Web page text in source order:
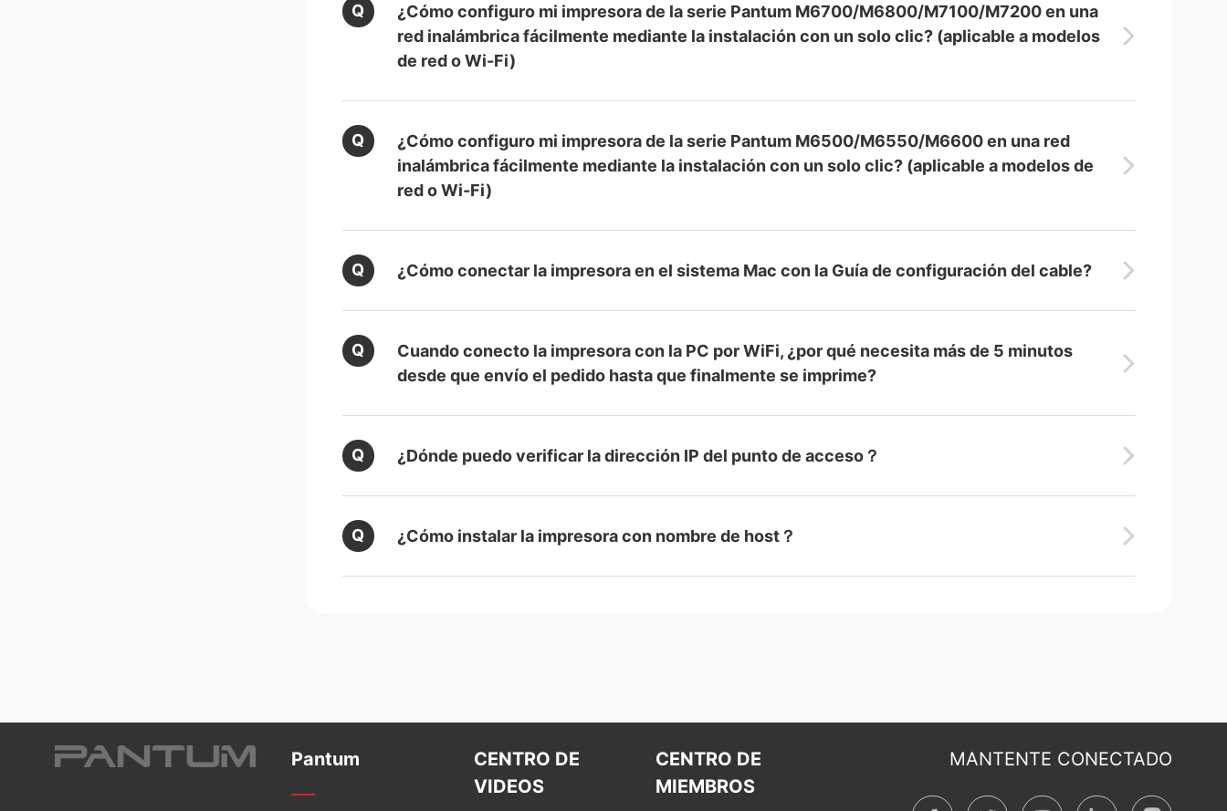
¿Cómo configuro mi impresora de la serie Pantum M6700/M6800/M7100/M7200 en una
red inalámbrica fácilmente mediante la instalación con un solo clic? (aplicable a modelos
de red o Wi-Fi)
¿Cómo configuro mi impresora de la serie Pantum M6500/M6550/M6600 en una red
inalámbrica fácilmente mediante la instalación con un solo clic? (aplicable a modelos de
red o Wi-Fi)
¿Cómo conectar la impresora en el sistema Mac con la Guía de configuración del cable?
Cuando conecto la impresora con la PC por WiFi, ¿por qué necesita más de 5 minutos
desde que envío el pedido hasta que finalmente se imprime?
¿Dónde puedo verificar la dirección IP del punto de acceso？
¿Cómo instalar la impresora con nombre de host？
Pantum
CENTRO DE
VIDEOS
CENTRO DE
MIEMBROS
MANTENTE CONECTADO